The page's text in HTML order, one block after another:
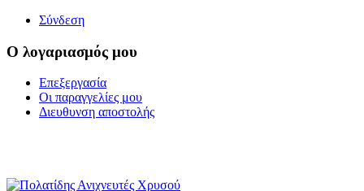
Σύνδεση
Ο λογαριασμός μου
Επεξεργασία
Οι παραγγελίες μου
Διευθυνση αποστολής